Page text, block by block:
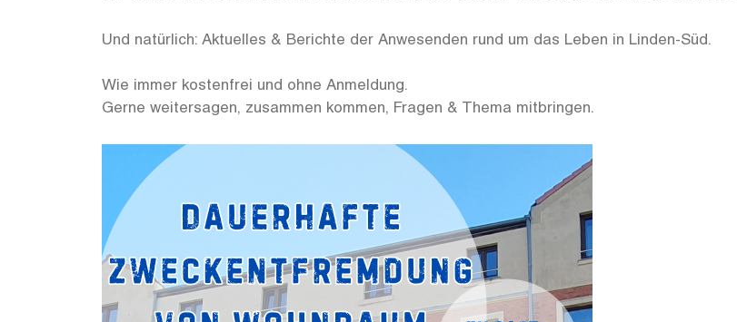
Und natürlich: Aktuelles & Berichte der Anwesenden rund um das Leben in Linden-Süd.
Wie immer kostenfrei und ohne Anmeldung.
Gerne weitersagen, zusammen kommen, Fragen & Thema mitbringen.